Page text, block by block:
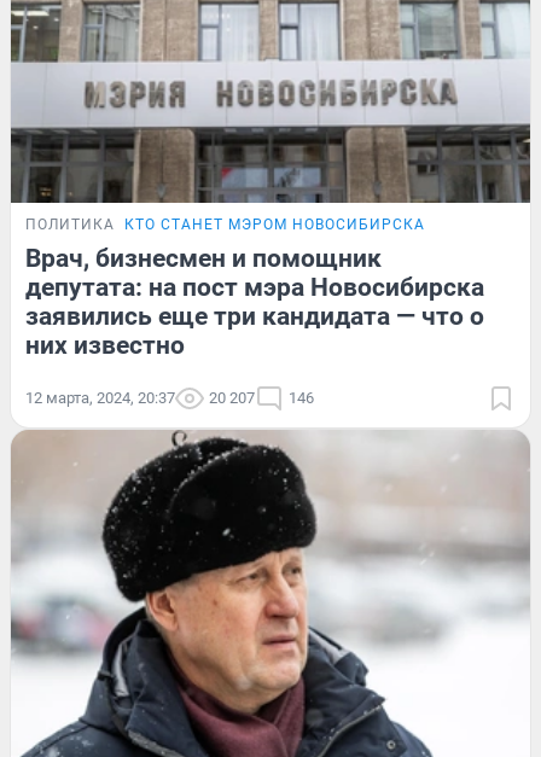
ПОЛИТИКА КТО СТАНЕТ МЭРОМ НОВОСИБИРСКА
Врач, бизнесмен и помощник
депутата: на пост мэра Новосибирска
заявились еще три кандидата — что о
них известно
12 марта, 2024, 20:37 20 207 146